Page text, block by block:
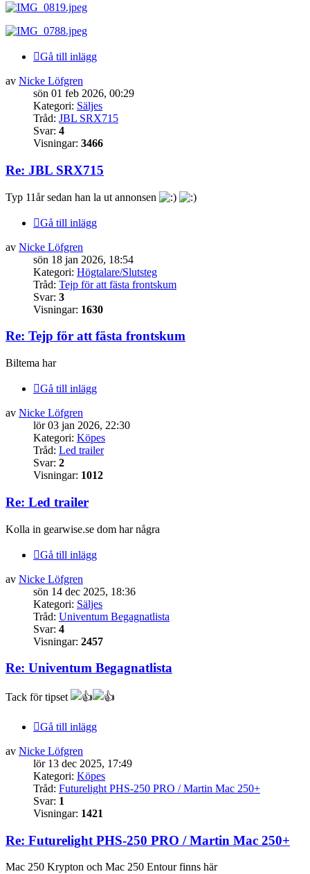
Gå till inlägg
av Nicke Löfgren
sön 01 feb 2026, 00:29
Kategori: Säljes
Tråd: JBL SRX715
Svar: 4
Visningar: 3466
Re: JBL SRX715
Typ 11år sedan han la ut annonsen
Gå till inlägg
av Nicke Löfgren
sön 18 jan 2026, 18:54
Kategori: Högtalare/Slutsteg
Tråd: Tejp för att fästa frontskum
Svar: 3
Visningar: 1630
Re: Tejp för att fästa frontskum
Biltema har
Gå till inlägg
av Nicke Löfgren
lör 03 jan 2026, 22:30
Kategori: Köpes
Tråd: Led trailer
Svar: 2
Visningar: 1012
Re: Led trailer
Kolla in gearwise.se dom har några
Gå till inlägg
av Nicke Löfgren
sön 14 dec 2025, 18:36
Kategori: Säljes
Tråd: Univentum Begagnatlista
Svar: 4
Visningar: 2457
Re: Univentum Begagnatlista
Tack för tipset
Gå till inlägg
av Nicke Löfgren
lör 13 dec 2025, 17:49
Kategori: Köpes
Tråd: Futurelight PHS-250 PRO / Martin Mac 250+
Svar: 1
Visningar: 1421
Re: Futurelight PHS-250 PRO / Martin Mac 250+
Mac 250 Krypton och Mac 250 Entour finns här